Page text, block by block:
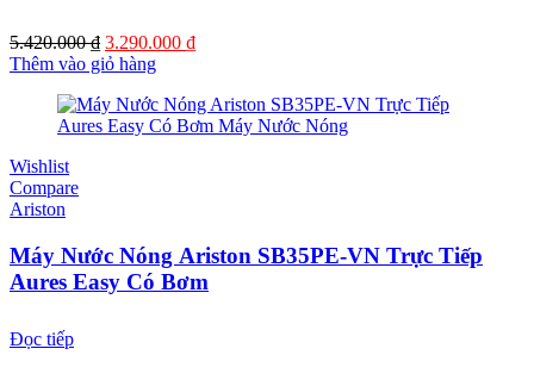
5.420.000₫ Giá
gốc
5.420.000 ₫.
3.290.000 ₫Giá
là:
3.290.000 ₫.
Thêm vào giỏ hàng
Wishlist
Compare
Ariston
Máy Nước Nóng Ariston SB35PE-VN Trực Tiếp
Aures Easy Có Bơm
Đọc tiếp